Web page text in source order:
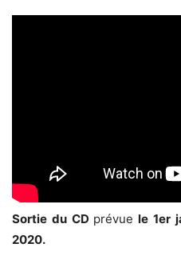
Sortie du CD prévue le 1er
2020.